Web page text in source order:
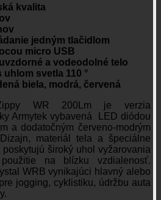
kvalita
jedným tlačidlom
micro USB
a vodeodolné telo
svetla 110 °
biela, modrá, červená
WR 200Lm je verzia
Armytek vybavená LED diódou
a dodatočným červeno-modrým
materiál tela a špeciálne
široký uhol vyžarovania
na blízku vzdialenosť.
WRB vynikajúci hlavný alebo
jogging, cyklistiku, údržbu auta